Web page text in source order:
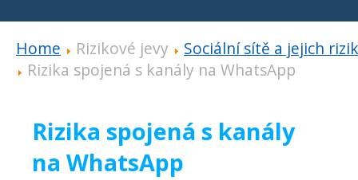
Home Rizikové jevy
Sociální sítě a jejich
Rizika spojená s kanály na WhatsApp
Rizika spojená s kanály
na WhatsApp